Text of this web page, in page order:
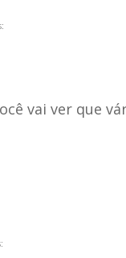
vai ver que